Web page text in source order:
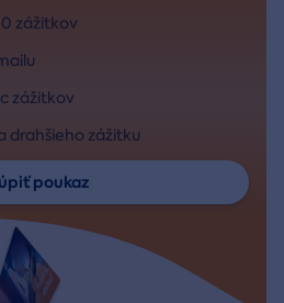
zážitkov
zážitkov
drahšieho zážitku
poukaz